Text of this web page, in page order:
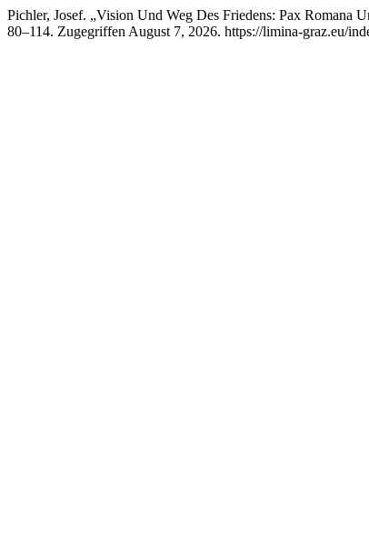
Pichler, Josef. „Vision Und Weg Des Friedens: Pax Romana
80–114. Zugegriffen August 7, 2026. https://limina-graz.eu/